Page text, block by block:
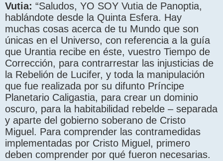
Vutia: “Saludos, YO SOY Vutia de Panoptia,
hablándote desde la Quinta Esfera. Hay
muchas cosas acerca de tu Mundo que son
únicas en el Universo, con referencia a la guía
que Urantia recibe en éste, vuestro Tiempo de
Corrección, para contrarrestar las injusticias de
la Rebelión de Lucifer, y toda la manipulación
que fue realizada por su difunto Príncipe
Planetario Caligastia, para crear un dominio
oscuro, para la habitabilidad rebelde – separada
y aparte del gobierno soberano de Cristo
Miguel. Para comprender las contramedidas
implementadas por Cristo Miguel, primero
deben comprender por qué fueron necesarias.